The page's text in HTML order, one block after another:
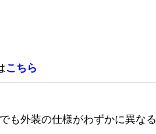
こちら
も外装の仕様がわずかに異なる